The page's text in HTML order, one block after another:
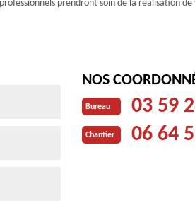
prendront soin de la réalisation
NOS
Bureau 03 59
Chantier 06 64